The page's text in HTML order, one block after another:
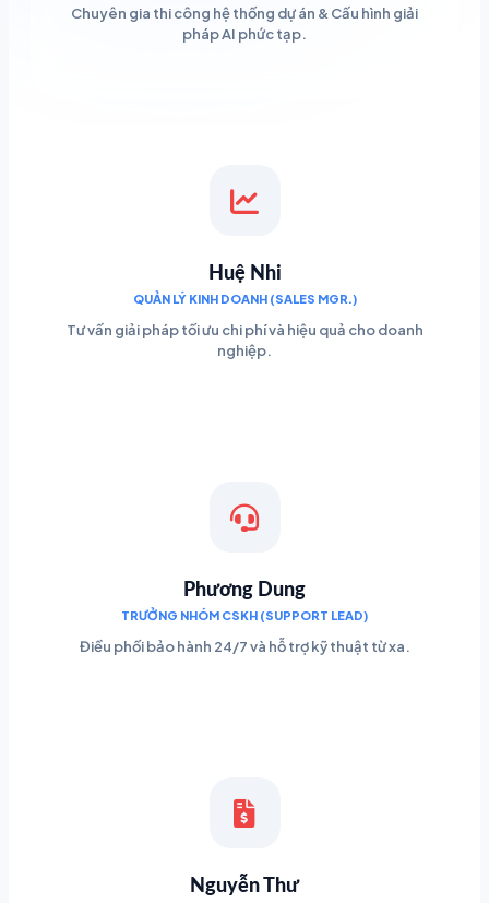
Chuyên gia thi công hệ thống dự án & Cấu hình giải
pháp AI phức tạp.
Huệ Nhi
QUẢN LÝ KINH DOANH (SALES MGR.)
Tư vấn giải pháp tối ưu chi phí và hiệu quả cho doanh
nghiệp.
Phương Dung
TRƯỞNG NHÓM CSKH (SUPPORT LEAD)
Điều phối bảo hành 24/7 và hỗ trợ kỹ thuật từ xa.
Nguyễn Thư